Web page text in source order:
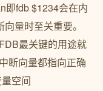
即fdb $1234会在内
量时至关重要。
最关键的用途就
断向量都指向正确
空间